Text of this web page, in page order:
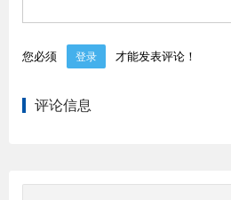
您必须 登录 才能发表评论！
评论信息